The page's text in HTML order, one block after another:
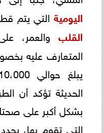
اليومية التي يتم
القلب والعمر،
المتعارف عليه
الحديثة تؤكد أن
بشكل أكبر على